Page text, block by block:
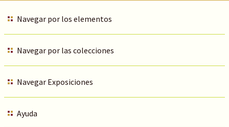
Navegar por los elementos
Navegar por las colecciones
Navegar Exposiciones
Ayuda